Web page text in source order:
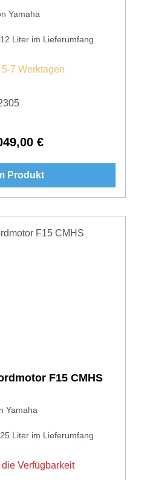
Yamaha
Liter im Lieferumfang
7 Werktagen
Preis:
€
Produkt
F15 CMHS
Yamaha
Liter im Lieferumfang
Verfügbarkeit